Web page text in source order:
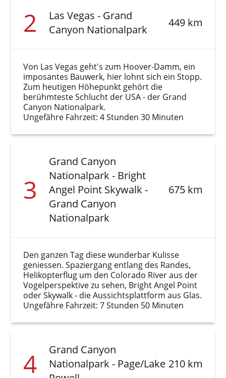
2
Las Vegas - Grand
Canyon Nationalpark
449 km
Von Las Vegas geht's zum Hoover-Damm, ein
imposantes Bauwerk, hier lohnt sich ein Stopp.
Zum heutigen Höhepunkt gehört die
berühmteste Schlucht der USA - der Grand
Canyon Nationalpark.
Ungefähre Fahrzeit: 4 Stunden 30 Minuten
3
Grand Canyon
Nationalpark - Bright
Angel Point Skywalk -
Grand Canyon
Nationalpark
675 km
Den ganzen Tag diese wunderbar Kulisse
geniessen. Spaziergang entlang des Randes,
Helikopterflug um den Colorado River aus der
Vogelperspektive zu sehen, Bright Angel Point
oder Skywalk - die Aussichtsplattform aus Glas.
Ungefähre Fahrzeit: 7 Stunden 50 Minuten
4
Grand Canyon
Nationalpark - Page/Lake 210 km